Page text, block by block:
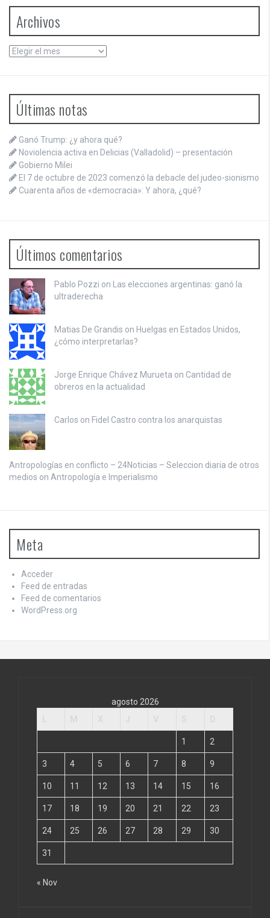
Archivos
Archivos
Últimas notas
Ganó Trump: ¿y ahora qué?
Noviolencia activa en Delicias (Valladolid) – presentación
Gobierno Milei
El 7 de octubre de 2023 comenzó la debacle del judeo-sionismo
Cuarenta años de «democracia»: Y ahora, ¿qué?
Últimos comentarios
Pablo Pozzi on Las elecciones argentinas: ganó la
ultraderecha
Matias De Grandis on Huelgas en Estados Unidos,
¿cómo interpretarlas?
Jorge Enrique Chávez Murueta on Cantidad de
obreros en la actualidad
Carlos on Fidel Castro contra los anarquistas
Antropologías en conflicto – 24Noticias – Seleccion diaria de otros
medios on Antropología e Imperialismo
Meta
Acceder
Feed de entradas
Feed de comentarios
WordPress.org
agosto 2026
1 2
3 4 5 6 7 8 9
10 11 12 13 14 15 16
17 18 19 20 21 22 23
24 25 26 27 28 29 30
31
« Nov